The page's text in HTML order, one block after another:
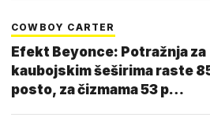
COWBOY CARTER
Efekt Beyonce: Potražnja za
kaubojskim šeširima raste
posto, za čizmama 53 p…